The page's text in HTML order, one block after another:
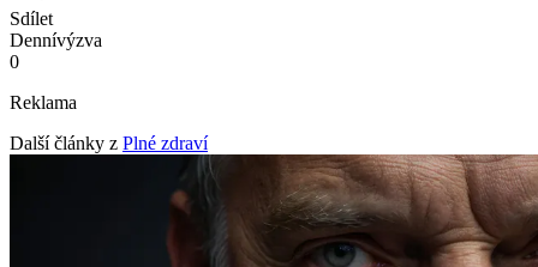
Sdílet
Dennívýzva
0
Reklama
Další články z Plné zdraví